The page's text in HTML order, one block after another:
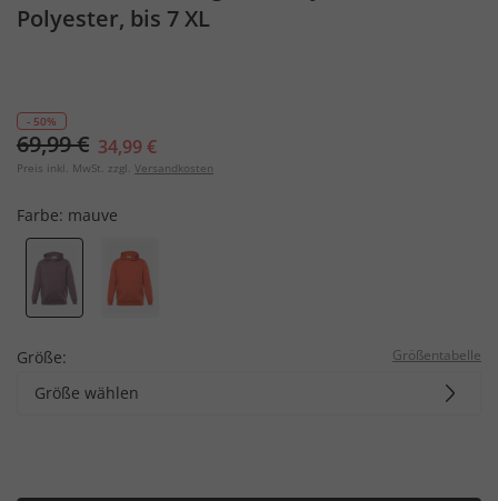
Polyester, bis 7 XL
- 50%
69,99 € 34,99 €
Preis inkl. MwSt. zzgl. Versandkosten
Farbe: mauve
Größe: Größentabelle
Größe wählen